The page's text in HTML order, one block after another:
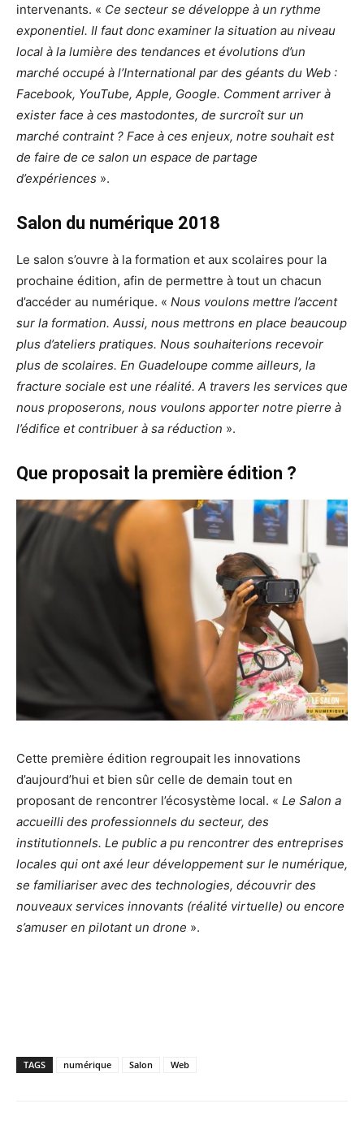
intervenants. « Ce secteur se développe à un rythme
exponentiel. Il faut donc examiner la situation au niveau
local à la lumière des tendances et évolutions d’un
marché occupé à l’International par des géants du Web :
Facebook, YouTube, Apple, Google. Comment arriver à
exister face à ces mastodontes, de surcroît sur un
marché contraint ? Face à ces enjeux, notre souhait est
de faire de ce salon un espace de partage
d’expériences ».
Salon du numérique 2018
Le salon s’ouvre à la formation et aux scolaires pour la
prochaine édition, afin de permettre à tout un chacun
d’accéder au numérique. « Nous voulons mettre l’accent
sur la formation. Aussi, nous mettrons en place beaucoup
plus d’ateliers pratiques. Nous souhaiterions recevoir
plus de scolaires. En Guadeloupe comme ailleurs, la
fracture sociale est une réalité. A travers les services que
nous proposerons, nous voulons apporter notre pierre à
l’édifice et contribuer à sa réduction ».
Que proposait la première édition ?
Cette première édition regroupait les innovations
d’aujourd’hui et bien sûr celle de demain tout en
proposant de rencontrer l’écosystème local. « Le Salon a
accueilli des professionnels du secteur, des
institutionnels. Le public a pu rencontrer des entreprises
locales qui ont axé leur développement sur le numérique,
se familiariser avec des technologies, découvrir des
nouveaux services innovants (réalité virtuelle) ou encore
s’amuser en pilotant un drone ».
TAGS numérique Salon Web